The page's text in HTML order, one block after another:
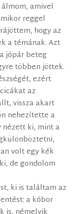
amivel
reggel
hogy az
a témának. Azt
jópár beteg
többen jöttek.
ezért
az
vissza akart
nehezítette a
nézett ki, mint a
volt egy kék
de gondolom
ki is találtam az
a kóbor